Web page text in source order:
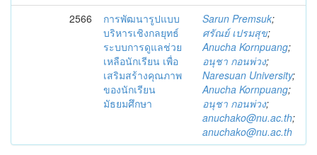
2566
การพัฒนารูปแบบ
บริหารเชิงกลยุทธ์
ระบบการดูแลช่วย
เหลือนักเรียน เพื่อ
เสริมสร้างคุณภาพ
ของนักเรียน
มัธยมศึกษา
Sarun Premsuk;
ศรัณย์ เปรมสุข;
Anucha Kornpuang;
อนุชา กอนพ่วง;
Naresuan University;
Anucha Kornpuang;
อนุชา กอนพ่วง;
anuchako@nu.ac.th;
anuchako@nu.ac.th